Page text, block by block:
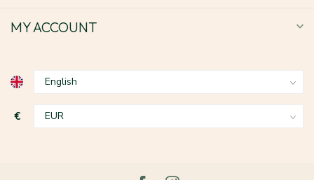
MY ACCOUNT
€